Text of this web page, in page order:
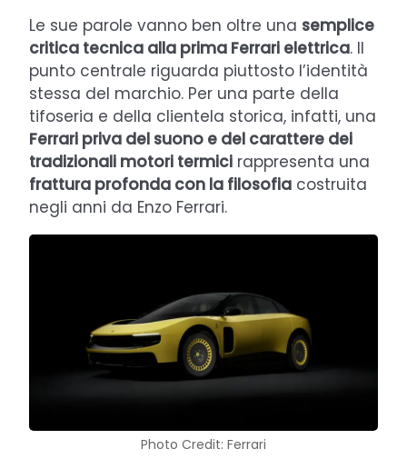
Le sue parole vanno ben oltre una semplice
critica tecnica alla prima Ferrari elettrica. Il
punto centrale riguarda piuttosto l’identità
stessa del marchio. Per una parte della
tifoseria e della clientela storica, infatti, una
Ferrari priva del suono e del carattere dei
tradizionali motori termici rappresenta una
frattura profonda con la filosofia costruita
negli anni da Enzo Ferrari.
Photo Credit: Ferrari